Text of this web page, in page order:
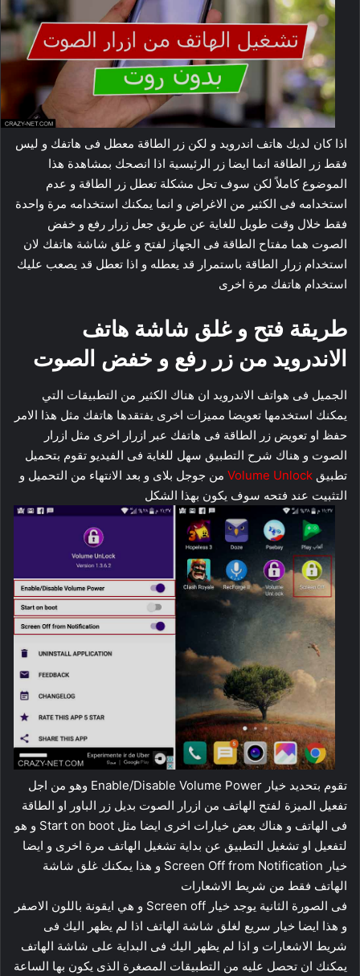
اذا كان لديك هاتف اندرويد و لكن زر الطاقة معطل فى هاتفك و ليس
فقط زر الطاقة انما ايضا زر الرئيسية اذا انصحك بمشاهدة هذا
الموضوع كاملاً لكن سوف تحل مشكلة تعطل زر الطاقة و عدم
استخدامه فى الكثير من الاغراض و انما يمكنك استخدامه مرة واحدة
فقط خلال وقت طويل للغاية عن طريق جعل زرار رفع و خفض
الصوت هما مفتاح الطاقة فى الجهاز لفتح و غلق شاشة هاتفك لان
استخدام زرار الطاقة باستمرار قد يعطله و اذا تعطل قد يصعب عليك
استخدام هاتفك مرة اخرى
طريقة فتح و غلق شاشة هاتف
الاندرويد من زر رفع و خفض الصوت
الجميل فى هواتف الاندرويد ان هناك الكثير من التطبيقات التي
يمكنك استخدمها تعويضا مميزات اخرى يفتقدها هاتفك مثل هذا الامر
حفظ او تعويض زر الطاقة فى هاتفك عبر ازرار اخرى مثل ازرار
الصوت و هناك شرح التطبيق سهل للغاية فى الفيديو تقوم بتحميل
تطبيق Volume Unlock من جوجل بلاى و بعد الانتهاء من التحميل و
التثبيت عند فتحه سوف يكون بهذا الشكل
تقوم بتحديد خيار Enable/Disable Volume Power وهو من اجل
تفعيل الميزة لفتح الهاتف من ازرار الصوت بديل زر الباور او الطاقة
فى الهاتف و هناك بعض خيارات اخرى ايضا مثل Start on boot و هو
لتفعيل او تشغيل التطبيق عن بداية تشغيل الهاتف مرة اخرى و ايضا
خيار Screen Off from Notification و هذا يمكنك غلق شاشة
الهاتف فقط من شريط الاشعارات
فى الصورة الثانية يوجد خيار Screen off و هي ايقونة باللون الاصفر
و هذا ايضا خيار سريع لغلق شاشة الهاتف اذا لم يظهر اليك فى
شريط الاشعارات و اذا لم يظهر اليك فى البداية على شاشة الهاتف
يمكنك ان تحصل عليه من التطبيقات المصغرة الذى يكون بها الساعة